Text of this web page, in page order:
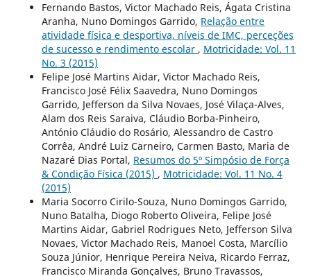
Fernando Bastos, Victor Machado Reis, Ágata Cristina
Aranha, Nuno Domingos Garrido, Relação entre
atividade física e desportiva, níveis de IMC, perceções
de sucesso e rendimento escolar , Motricidade: Vol. 11
No. 3 (2015)
Felipe José Martins Aidar, Victor Machado Reis,
Francisco José Félix Saavedra, Nuno Domingos
Garrido, Jefferson da Silva Novaes, José Vilaça-Alves,
Alam dos Reis Saraiva, Cláudio Borba-Pinheiro,
António Cláudio do Rosário, Alessandro de Castro
Corrêa, André Luiz Carneiro, Carmen Basto, Maria de
Nazaré Dias Portal, Resumos do 5º Simpósio de Força
& Condição Física (2015) , Motricidade: Vol. 11 No. 4
(2015)
Maria Socorro Cirilo-Souza, Nuno Domingos Garrido,
Nuno Batalha, Diogo Roberto Oliveira, Felipe José
Martins Aidar, Gabriel Rodrigues Neto, Jefferson Silva
Novaes, Victor Machado Reis, Manoel Costa, Marcílio
Souza Júnior, Henrique Pereira Neiva, Ricardo Ferraz,
Francisco Miranda Gonçalves, Bruno Travassos,